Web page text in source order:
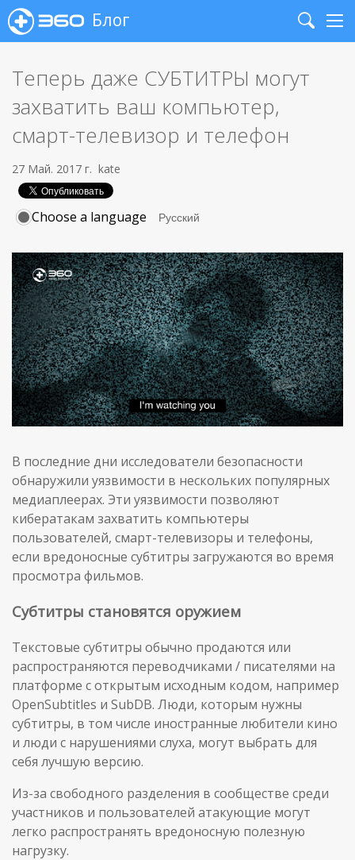
Блог
Search
Теперь даже СУБТИТРЫ могут
захватить ваш компьютер,
смарт-телевизор и телефон
27 Май. 2017 г. kate
Choose a language
В последние дни исследователи безопасности
обнаружили уязвимости в нескольких популярных
медиаплеерах. Эти уязвимости позволяют
кибератакам захватить компьютеры
пользователей, смарт-телевизоры и телефоны,
если вредоносные субтитры загружаются во время
просмотра фильмов.
Субтитры становятся оружием
Текстовые субтитры обычно продаются или
распространяются переводчиками / писателями на
платформе с открытым исходным кодом, например
OpenSubtitles и SubDB. Люди, которым нужны
субтитры, в том числе иностранные любители кино
и люди с нарушениями слуха, могут выбрать для
себя лучшую версию.
Из-за свободного разделения в сообществе среди
участников и пользователей атакующие могут
легко распространять вредоносную полезную
нагрузку.